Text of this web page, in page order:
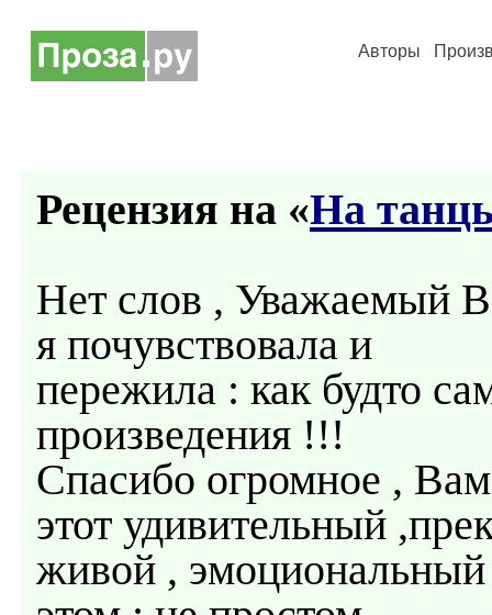
Авторы
Рецензия на «На
Нет слов , Уважаемый
я почувствовала и
пережила : как будто
произведения !!!
Спасибо огромное ,
этот удивительный
живой , эмоциональный